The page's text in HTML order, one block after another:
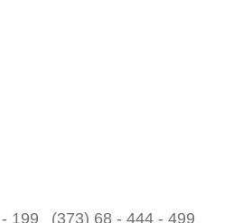
199 (373) 68 - 444 - 499